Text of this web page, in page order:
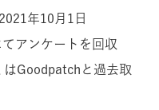
年10月1日
アンケートを回収
はGoodpatchと過去取